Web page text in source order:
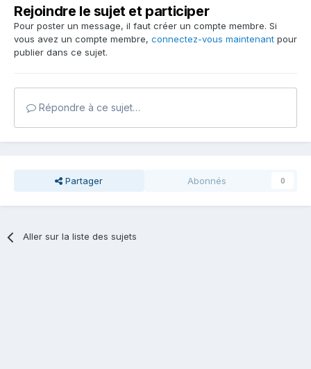
Rejoindre le sujet et participer
Pour poster un message, il faut créer un compte membre. Si
vous avez un compte membre, connectez-vous maintenant pour
publier dans ce sujet.
Répondre à ce sujet…
Partager Abonnés 0
Aller sur la liste des sujets